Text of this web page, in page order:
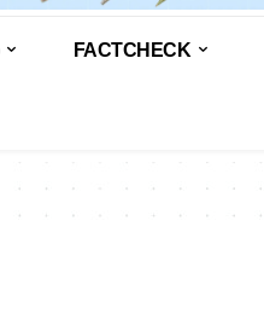
FACTCHECK